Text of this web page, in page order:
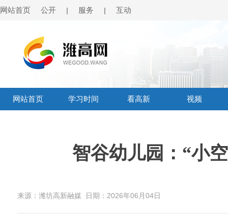
网站首页 公开 | 服务 | 互动
网站首页 学习时间 看高新 视频
智谷幼儿园：“小
来源：潍坊高新融媒 日期：2026年06月04日